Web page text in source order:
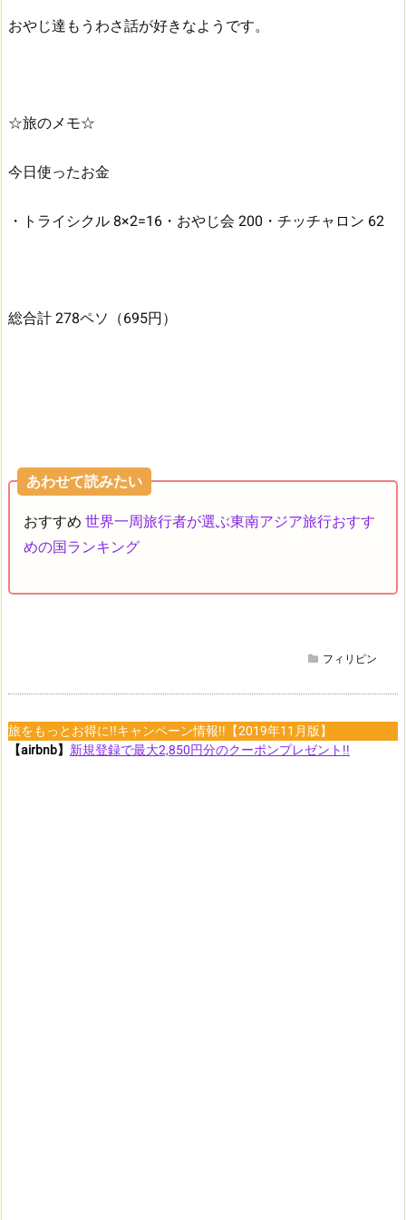
おやじ達もうわさ話が好きなようです。
☆旅のメモ☆
今日使ったお金
・トライシクル 8×2=16 ・おやじ会 200 ・チッチャロン 62
総合計 278ペソ（695円）
あわせて読みたい
おすすめ 世界一周旅行者が選ぶ東南アジア旅行おすす
めの国ランキング
フィリピン
旅をもっとお得に!!キャンペーン情報!!【2019年11月版】
【airbnb】 新規登録で最大2,850円分のクーポンプレゼント!!